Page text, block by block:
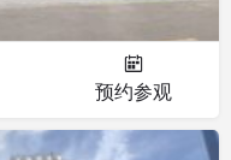
预约参观